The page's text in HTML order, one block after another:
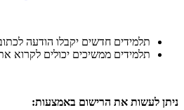
תלמידים חדשים יקבלו הודעה
תלמידים ממשיכים יכולים לקרוא
ניתן לעשות את הרישום באמצעות: